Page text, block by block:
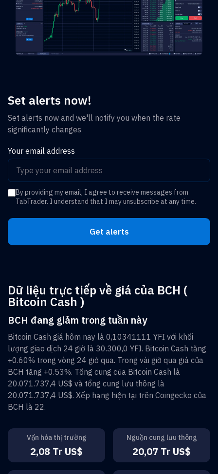
Set alerts now!
Set alerts now and we'll notify you when the rate
significantly changes
Your email address
By providing my email, I agree to receive messages from
TabTrader. I understand that I may unsubscribe at any time.
Get alerts
Dữ liệu trực tiếp về giá của BCH (
Bitcoin Cash )
BCH đang giảm trong tuần này
Bitcoin Cash giá hôm nay là 0,10341111 YFI với khối
lượng giao dịch 24 giờ là 30.300,0 YFI. Bitcoin Cash tăng
+0.60% trong vòng 24 giờ qua. Trong vài giờ qua giá của
BCH tăng +0.53%. Tổng cung của Bitcoin Cash là
20.071.737,4 US$ và tổng cung lưu thông là
20.071.737,4 US$. Xếp hạng hiện tại trên Coingecko của
BCH là 22.
Vốn hóa thị trường
2,08 Tr US$
Nguồn cung lưu thông
20,07 Tr US$